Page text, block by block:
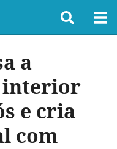
a
interior
e cria
com